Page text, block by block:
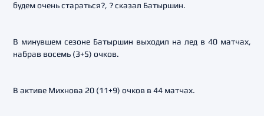
будем очень стараться?, ? сказал Батыршин.
В минувшем сезоне Батыршин выходил на лед в 40 матчах,
набрав восемь (3+5) очков.
В активе Михнова 20 (11+9) очков в 44 матчах.